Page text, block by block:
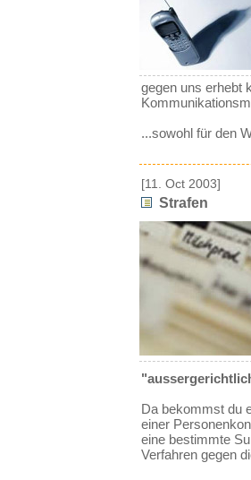
gegen uns erhebt
...sowohl für den
[11. Oct 2003]
Strafen
Da bekommst du
einer
eine bestimmte
Verfahren gegen